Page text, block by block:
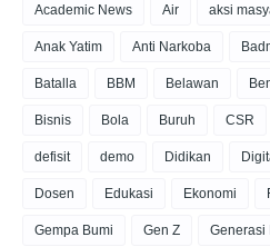
Academic News Air aksi
Anak Yatim Anti Narkoba
Batalla BBM Belawan
Bisnis Bola Buruh CSR
defisit demo Didikan
Dosen Edukasi Ekonomi
Gempa Bumi Gen Z Generasi